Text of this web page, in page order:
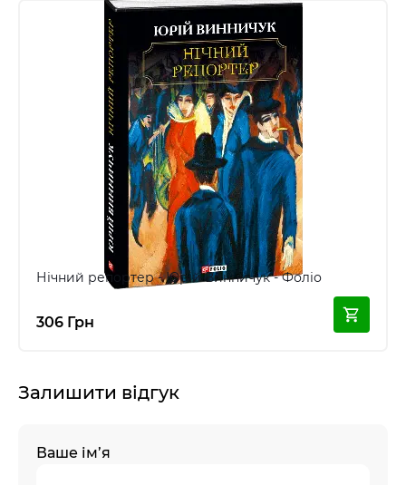
Нічний репортер - Юрій Винничук - Фоліо
306 Грн
Залишити відгук
Ваше ім’я